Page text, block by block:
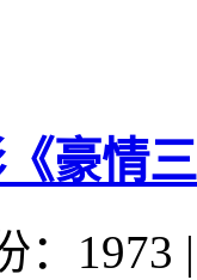
豪情
：1973 |